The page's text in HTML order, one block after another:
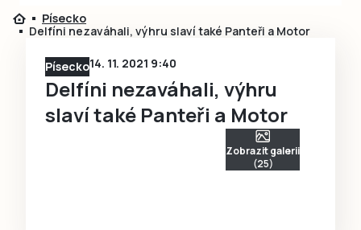
Písecko
Delfíni nezaváhali, výhru slaví také Panteři a Motor
Písecko14. 11. 2021 9:40
Delfíni nezaváhali, výhru
slaví také Panteři a Motor
Zobrazit galerii
(25)